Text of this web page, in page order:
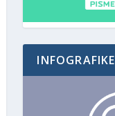
INFOGRAFIKE